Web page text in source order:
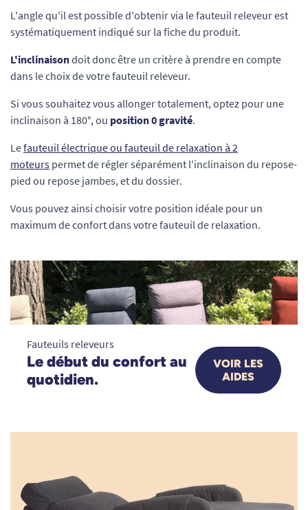
L'angle qu'il est possible d'obtenir via le fauteuil releveur est
systématiquement indiqué sur la fiche du produit.
L'inclinaisondoit donc être un critère à prendre en compte
dans le choix de votre fauteuil releveur.
Si vous souhaitez vous allonger totalement, optez pour une
inclinaison à 180°, ou position 0 gravité.
Lefauteuil électrique ou fauteuil de relaxation à 2
moteurs permet de régler séparément l'inclinaison du repose-
pied ou repose jambes, et du dossier.
Vous pouvez ainsi choisir votre position idéale pour un
maximum de confort dans votre fauteuil de relaxation.
Fauteuils releveurs
Le début du confort au
quotidien.
VOIR LES
AIDES